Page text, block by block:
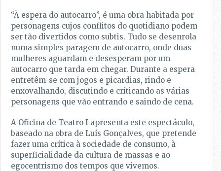
“À espera do autocarro”, é uma obra habitada por
personagens cujos conflitos do quotidiano podem
ser tão divertidos como subtis. Tudo se desenrola
numa simples paragem de autocarro, onde duas
mulheres aguardam e desesperam por um
autocarro que tarda em chegar. Durante a espera
entretêm-se com jogos e picardias, rindo e
enxovalhando, discutindo e criticando as várias
personagens que vão entrando e saindo de cena.
A Oficina de Teatro I apresenta este espectáculo,
baseado na obra de Luís Gonçalves, que pretende
fazer uma crítica à sociedade de consumo, à
superficialidade da cultura de massas e ao
egocentrismo dos tempos que vivemos.